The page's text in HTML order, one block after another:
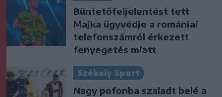
Büntetőfeljelentést tett
Majka ügyvédje a romániai
telefonszámról érkezett
fenyegetés miatt
Székely Sport
Nagy pofonba szaladt belé a